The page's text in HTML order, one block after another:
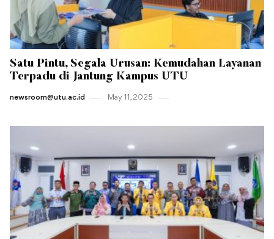
Satu Pintu, Segala Urusan: Kemudahan Layanan
Terpadu di Jantung Kampus UTU
newsroom@utu.ac.id May 11 , 2025